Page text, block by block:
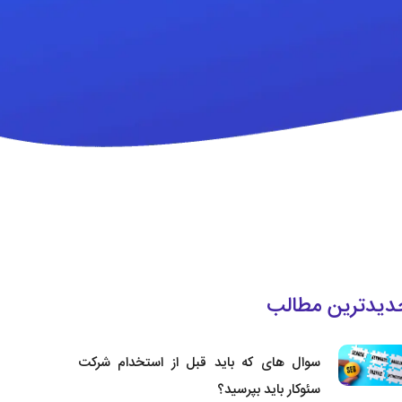
مطالب
سوال های که باید قبل از استخدام شرکت
سئوکار باید بپرسید؟